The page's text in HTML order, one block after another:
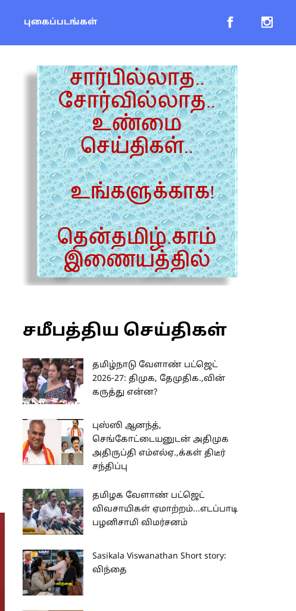
புகைப்படங்கள்
சமீபத்திய செய்திகள்
தமிழ்நாடு வேளாண் பட்ஜெட்
2026-27: திமுக, தேமுதிக.,வின்
கருத்து என்ன?
புஸ்ஸி ஆனந்த்,
செங்கோட்டையனுடன் அதிமுக
அதிருப்தி எம்எல்ஏ.,க்கள் திடீர்
சந்திப்பு
தமிழக வேளாண் பட்ஜெட்
விவசாயிகள் ஏமாற்றம்...எடப்பாடி
பழனிசாமி விமர்சனம்
Sasikala Viswanathan Short story:
விந்தை